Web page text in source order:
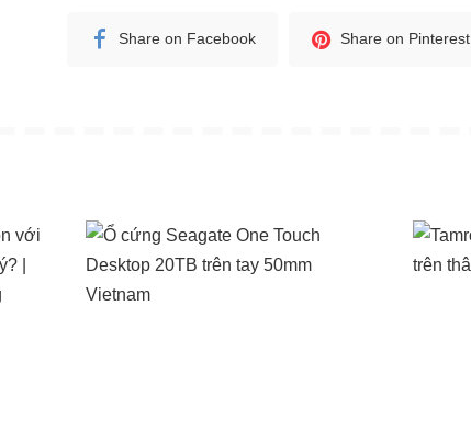
Share on Facebook Share on Pinterest